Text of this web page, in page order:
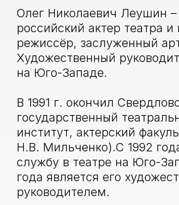
В 2003 году удостоен звания
заслуженного артиста РФ.
Лауреат театральной премии редакции
«МК» 2000 г. за исполнение роли
Калигулы в спектакле «Калигула» А.
Камю.
Роли в кино: «Железное поле» роль
Вадима, «Частный детектив» роль
Виктора, «В одном шаге от Третьей
мировой» роль Джона Кеннеди и др.
Роли в театре: «Ромул Великий» Ромул
Августул, «Кабала святош» Мольер,
«Дракула» профессор Абрахам Ван
Хельсинг, «Игра в Наполеона»
Наполеон Бонапарт, «Мастер и
Маргарита» Воланд, «Портрет Дориана